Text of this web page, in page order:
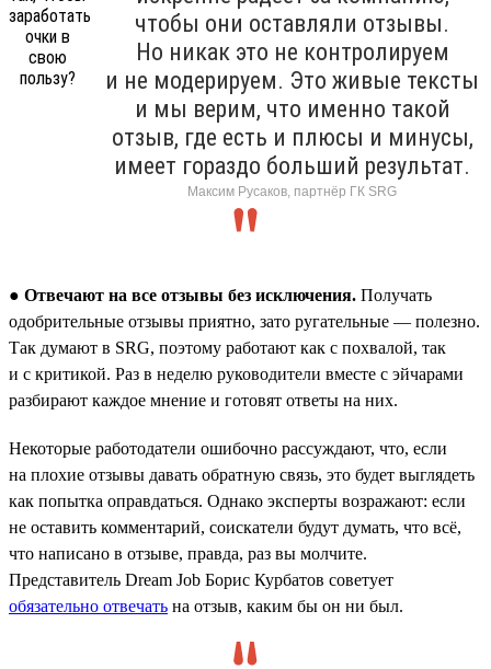
чтобы они оставляли отзывы.
Но никак это не контролируем
и не модерируем. Это живые тексты
и мы верим, что именно такой
отзыв, где есть и плюсы и минусы,
имеет гораздо больший результат.
Максим Русаков, партнёр ГК SRG
● Отвечают на все отзывы без исключения. Получать
одобрительные отзывы приятно, зато ругательные — полезно.
Так думают в SRG, поэтому работают как с похвалой, так
и с критикой. Раз в неделю руководители вместе с эйчарами
разбирают каждое мнение и готовят ответы на них.
Некоторые работодатели ошибочно рассуждают, что, если
на плохие отзывы давать обратную связь, это будет выглядеть
как попытка оправдаться. Однако эксперты возражают: если
не оставить комментарий, соискатели будут думать, что всё,
что написано в отзыве, правда, раз вы молчите.
Представитель Dream Job Борис Курбатов советует
обязательно отвечать на отзыв, каким бы он ни был.